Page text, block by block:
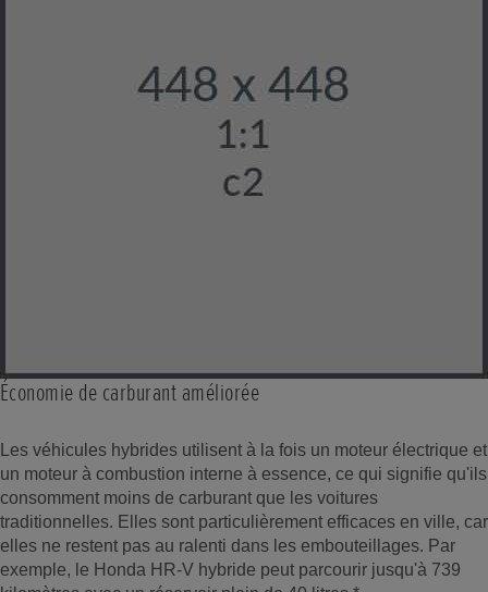
Économie de carburant améliorée
Les véhicules hybrides utilisent à la fois un moteur électrique et
un moteur à combustion interne à essence, ce qui signifie qu'ils
consomment moins de carburant que les voitures
traditionnelles. Elles sont particulièrement efficaces en ville, car
elles ne restent pas au ralenti dans les embouteillages. Par
exemple, le Honda HR-V hybride peut parcourir jusqu'à 739